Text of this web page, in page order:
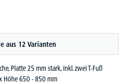
aus 12 Varianten
Platte 25 mm stark, inkl. zwei T-Fuß
Höhe 650 - 850 mm